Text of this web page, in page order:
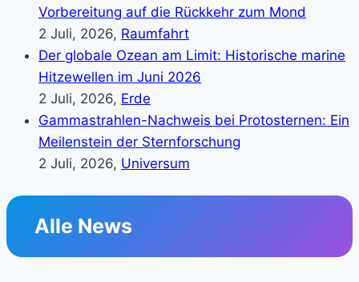
Vorbereitung auf die Rückkehr zum Mond
2 Juli, 2026, Raumfahrt
Der globale Ozean am Limit: Historische marine
Hitzewellen im Juni 2026
2 Juli, 2026, Erde
Gammastrahlen-Nachweis bei Protosternen: Ein
Meilenstein der Sternforschung
2 Juli, 2026, Universum
Alle News